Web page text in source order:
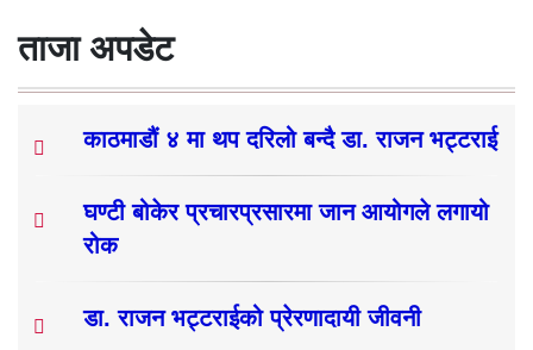
ताजा अपडेट
काठमाडौं ४ मा थप दरिलो बन्दै डा. राजन भट्टराई
घण्टी बोकेर प्रचारप्रसारमा जान आयोगले लगायो
रोक
डा. राजन भट्टराईको प्रेरणादायी जीवनी